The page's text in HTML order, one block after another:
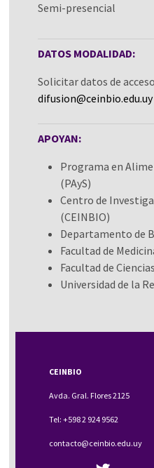
Semi-presencial
DATOS MODALIDAD:
Solicitar datos de
difusion@ceinbio.edu.uy
APOYAN:
Programa en
(PAyS)
Centro de
(CEINBIO)
Departamento de
Facultad de
Facultad de Ciencias
Universidad de la
CEINBIO
Avda. Gral. Flores 2125
Tel: +598 2 924 9562
contacto@ceinbio.edu.uy